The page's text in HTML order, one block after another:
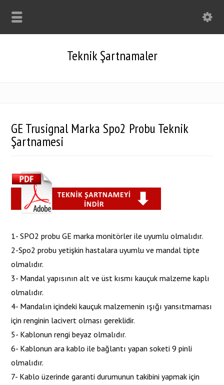
Teknik Şartnamaler
GE Trusignal Marka Spo2 Probu Teknik
Şartnamesi
1- SPO2 probu GE marka monitörler ile uyumlu olmalıdır.
2-Spo2 probu yetişkin hastalara uyumlu ve mandal tipte
olmalıdır.
3- Mandal yapısının alt ve üst kısmı kauçuk malzeme kaplı
olmalıdır.
4- Mandalın içindeki kauçuk malzemenin ışığı yansıtmaması
için renginin lacivert olması gereklidir.
5- Kablonun rengi beyaz olmalıdır.
6- Kablonun ara kablo ile bağlantı yapan soketi 9 pinli
olmalıdır.
7- Kablo üzerinde garanti durumunun takibini yapmak için